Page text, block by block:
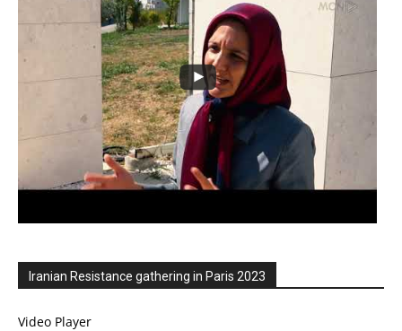
Iranian Resistance gathering in Paris 2023
Video Player